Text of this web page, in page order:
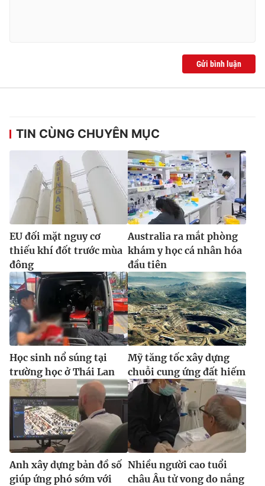
Gửi bình luận
TIN CÙNG CHUYÊN MỤC
EU đối mặt nguy cơ
thiếu khí đốt trước mùa
đông
Australia ra mắt phòng
khám y học cá nhân hóa
đầu tiên
Học sinh nổ súng tại
trường học ở Thái Lan
Mỹ tăng tốc xây dựng
chuỗi cung ứng đất hiếm
Anh xây dựng bản đồ số
giúp ứng phó sớm với
Nhiều người cao tuổi
châu Âu tử vong do nắng